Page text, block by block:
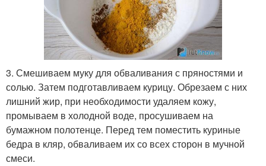
3. Смешиваем муку для обваливания с пряностями и
солью. Затем подготавливаем курицу. Обрезаем с них
лишний жир, при необходимости удаляем кожу,
промываем в холодной воде, просушиваем на
бумажном полотенце. Перед тем поместить куриные
бедра в кляр, обваливаем их со всех сторон в мучной
смеси.